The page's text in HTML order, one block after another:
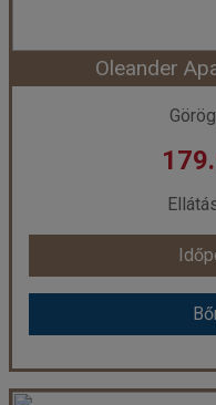
már
Oleander
Oleander